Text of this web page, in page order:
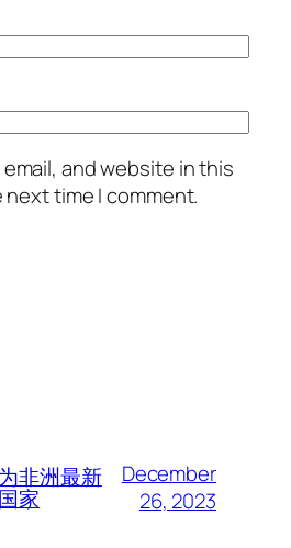
and website in this
time I comment.
非洲最新
家
December
26, 2023